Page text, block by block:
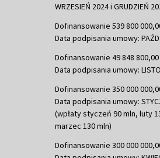
WRZESIEŃ 2024 i GRUDZIEŃ
Dofinansowanie 539 800
Data podpisania umowy:
Dofinansowanie 49 848 800,00
Data podpisania umowy:
Dofinansowanie 350 000
Data podpisania umowy:
(wpłaty styczeń 90 mln, luty
marzec 130 mln)
Dofinansowanie 300 000